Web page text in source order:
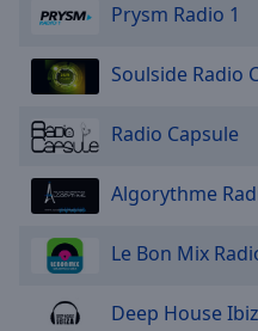
Prysm Radio 1
Soulside Radio
Radio Capsule
Algorythme
Le Bon Mix
Deep House